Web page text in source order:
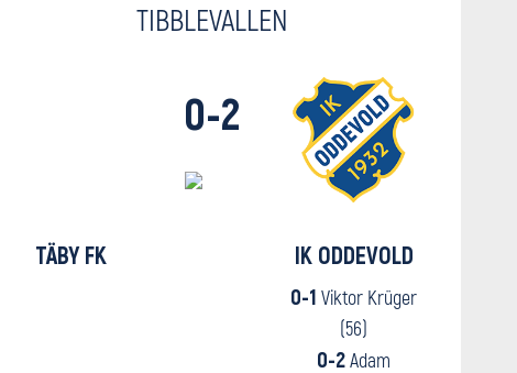
TIBBLEVALLEN
TÄBY FK
0-2
IK ODDEVOLD
0-1 Viktor Krüger
(56)
0-2Adam